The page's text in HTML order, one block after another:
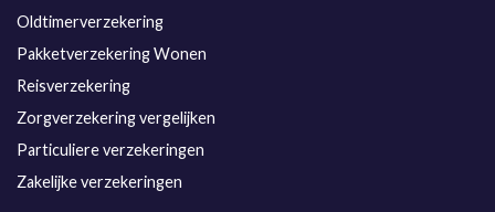
Oldtimerverzekering
Pakketverzekering Wonen
Reisverzekering
Zorgverzekering vergelijken
Particuliere verzekeringen
Zakelijke verzekeringen